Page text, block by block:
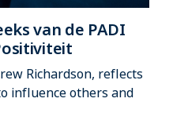
van de PADI
Richardson, reflects
influence others and